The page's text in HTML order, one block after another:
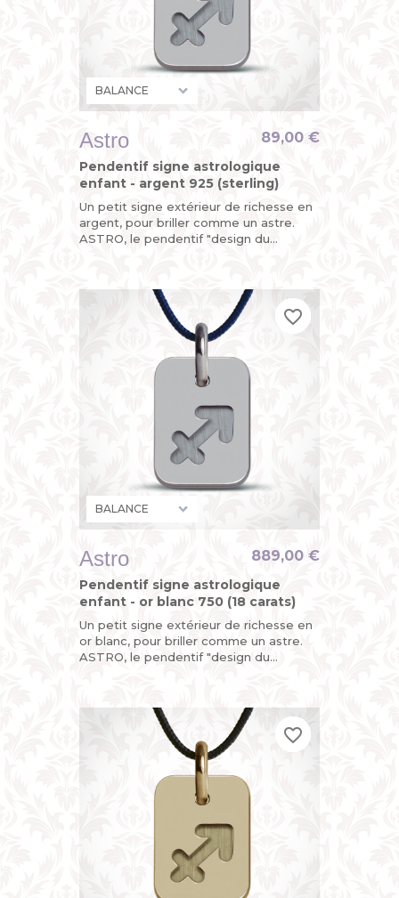
Astro
Pendentif signe astrologique
enfant - argent 925 (sterling)
Un petit signe extérieur de richesse en
argent, pour briller comme un astre.
ASTRO, le pendentif "design du
89,00 €
Astro
Pendentif signe astrologique
enfant - or blanc 750 (18 carats)
Un petit signe extérieur de richesse en
or blanc, pour briller comme un astre.
ASTRO, le pendentif "design du
889,00 €
favorite_border
favorite_border
favorite_border
favorite_border
favorite_border
favorite_border